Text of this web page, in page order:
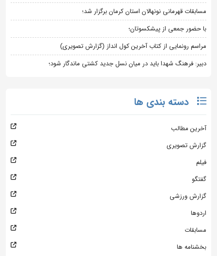
مسابقات قهرمانی نونهالان استان کرمان برگزار شد؛
با حضور جمعی از پیشکسوتان؛
مراسم رونمایی از کتاب آخرین کول انداز (گزارش تصویری)
دبیر: فرهنگ شهدا باید در میان نسل جدید کشتی ماندگار شود؛
دسته بندی ها
آخرین مطالب
گزارش تصویری
فیلم
گفتگو
گزارش ورزشی
اردوها
مسابقات
بخشنامه ها